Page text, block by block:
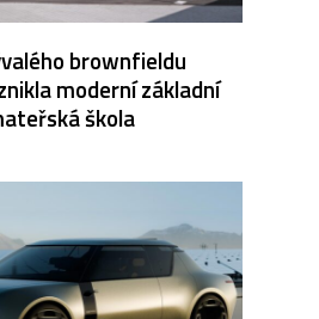
brownfieldu
moderní základní
škola